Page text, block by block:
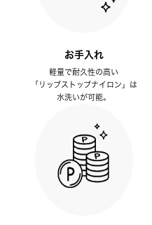
お手入れ
軽量で耐久性の高い
「リップストップナイロン」は
水洗いが可能。